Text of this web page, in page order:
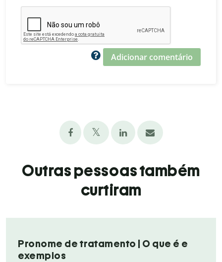
Adicionar comentário
Outras pessoas também
curtiram
Pronome de tratamento | O que é e
exemplos